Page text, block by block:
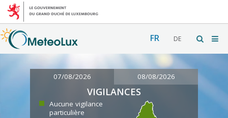
FR DE
07/08/2026 08/08/2026
VIGILANCES
Aucune vigilance
particulière